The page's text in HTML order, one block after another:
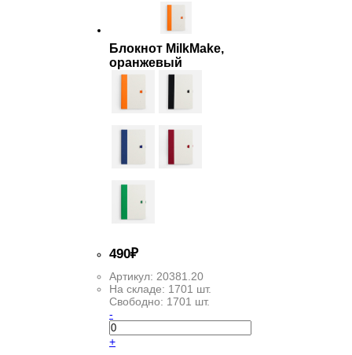
Блокнот MilkMake,
оранжевый
490₽
Артикул: 20381.20
На складе: 1701 шт.
Свободно: 1701 шт.
-
+